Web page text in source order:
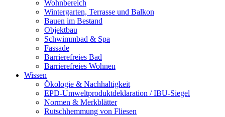
Wohnbereich
Wintergarten, Terrasse und Balkon
Bauen im Bestand
Objektbau
Schwimmbad & Spa
Fassade
Barrierefreies Bad
Barrierefreies Wohnen
Wissen
Ökologie & Nachhaltigkeit
EPD-Umweltproduktdeklaration / IBU-Siegel
Normen & Merkblätter
Rutschhemmung von Fliesen